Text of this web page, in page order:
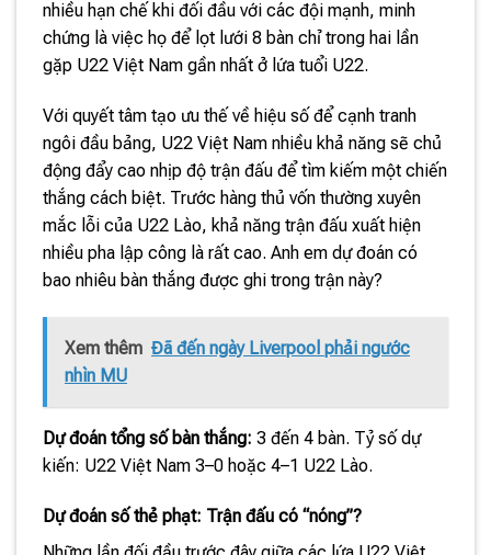
nhiều hạn chế khi đối đầu với các đội mạnh, minh
chứng là việc họ để lọt lưới 8 bàn chỉ trong hai lần
gặp U22 Việt Nam gần nhất ở lứa tuổi U22.
Với quyết tâm tạo ưu thế về hiệu số để cạnh tranh
ngôi đầu bảng, U22 Việt Nam nhiều khả năng sẽ chủ
động đẩy cao nhịp độ trận đấu để tìm kiếm một chiến
thắng cách biệt. Trước hàng thủ vốn thường xuyên
mắc lỗi của U22 Lào, khả năng trận đấu xuất hiện
nhiều pha lập công là rất cao. Anh em dự đoán có
bao nhiêu bàn thắng được ghi trong trận này?
Xem thêm Đã đến ngày Liverpool phải ngước
nhìn MU
Dự đoán tổng số bàn thắng: 3 đến 4 bàn. Tỷ số dự
kiến: U22 Việt Nam 3–0 hoặc 4–1 U22 Lào.
Dự đoán số thẻ phạt: Trận đấu có “nóng”?